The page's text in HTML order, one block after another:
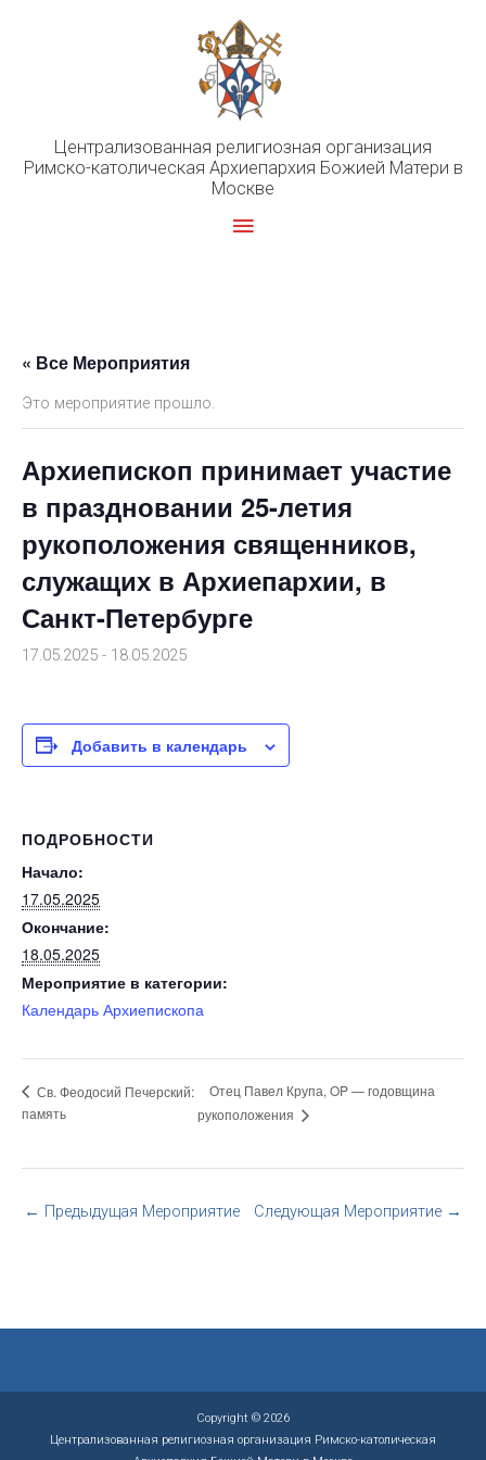
Централизованная религиозная организация
Римско-католическая Архиепархия Божией Матери в
Москве
Главное
« Все Мероприятия
Это мероприятие прошло.
Архиепископ принимает участие
в праздновании 25-летия
рукоположения священников,
служащих в Архиепархии, в
Санкт-Петербурге
17.05.2025 - 18.05.2025
Добавить в календарь
ПОДРОБНОСТИ
Начало:
17.05.2025
Окончание:
18.05.2025
Мероприятие в категории:
Календарь Архиепископа
Св. Феодосий Печерский:
память
Отец Павел Крупа, OP — годовщина
рукоположения
← Предыдущая Мероприятие Следующая Мероприятие →
Copyright © 2026
Централизованная религиозная организация Римско-католическая